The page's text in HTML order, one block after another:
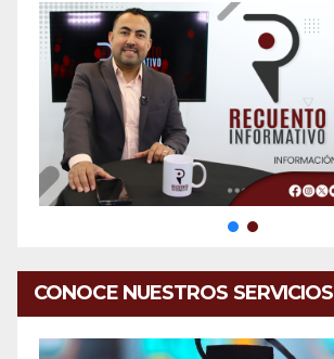
CONOCE NUESTROS SERVICIOS